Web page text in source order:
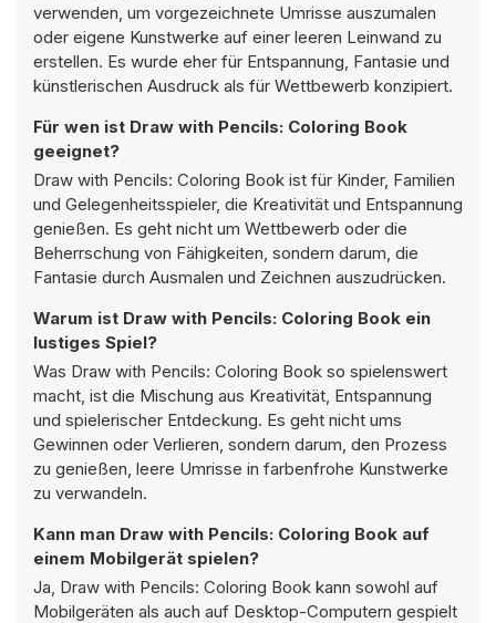
verwenden, um vorgezeichnete Umrisse auszumalen
oder eigene Kunstwerke auf einer leeren Leinwand zu
erstellen. Es wurde eher für Entspannung, Fantasie und
künstlerischen Ausdruck als für Wettbewerb konzipiert.
Für wen ist Draw with Pencils: Coloring Book
geeignet?
Draw with Pencils: Coloring Book ist für Kinder, Familien
und Gelegenheitsspieler, die Kreativität und Entspannung
genießen. Es geht nicht um Wettbewerb oder die
Beherrschung von Fähigkeiten, sondern darum, die
Fantasie durch Ausmalen und Zeichnen auszudrücken.
Warum ist Draw with Pencils: Coloring Book ein
lustiges Spiel?
Was Draw with Pencils: Coloring Book so spielenswert
macht, ist die Mischung aus Kreativität, Entspannung
und spielerischer Entdeckung. Es geht nicht ums
Gewinnen oder Verlieren, sondern darum, den Prozess
zu genießen, leere Umrisse in farbenfrohe Kunstwerke
zu verwandeln.
Kann man Draw with Pencils: Coloring Book auf
einem Mobilgerät spielen?
Ja, Draw with Pencils: Coloring Book kann sowohl auf
Mobilgeräten als auch auf Desktop-Computern gespielt